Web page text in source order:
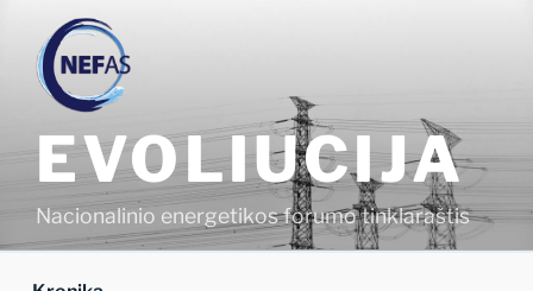
turinio
EVOLIUCIJA
Nacionalinio energetikos forumo tinklaraštis